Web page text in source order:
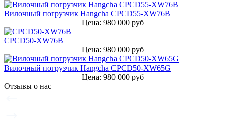
Вилочный погрузчик Hangcha CPСD55-XW76B
Цена: 980 000 руб
CPСD50-XW76B
Цена: 980 000 руб
Вилочный погрузчик Hangcha CPCD50-XW65G
Цена: 980 000 руб
Отзывы о нас